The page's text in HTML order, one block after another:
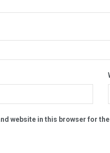
website in this browser for